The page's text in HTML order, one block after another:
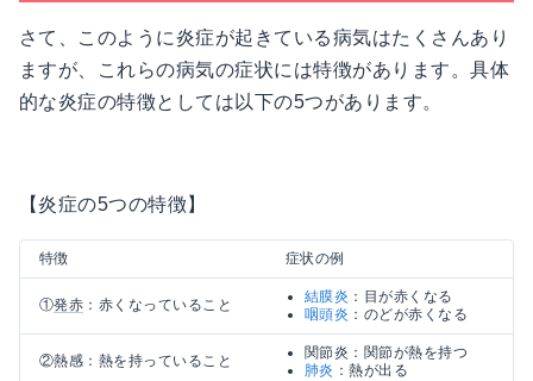
さて、このように炎症が起きている病気はたくさんあり
ますが、これらの病気の症状には特徴があります。具体
的な炎症の特徴としては以下の5つがあります。
【炎症の5つの特徴】
特徴 症状の例
①発赤 ：赤くなっていること 結膜炎 ：目が赤くなる
咽頭炎 ：のどが赤くなる
②熱感：熱を持っていること
関節炎：関節が熱を持つ
肺炎 ：熱が出る